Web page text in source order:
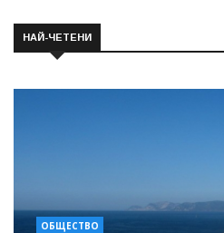
НАЙ-ЧЕТЕНИ
ОБЩЕСТВО